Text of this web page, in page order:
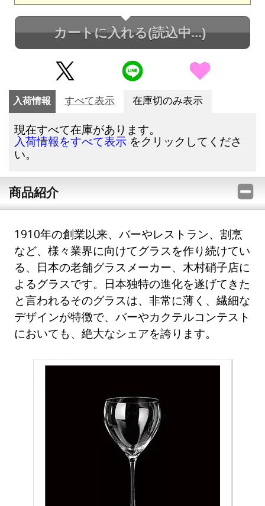
カートに入れる(読込中...)
入荷情報 すべて表示 在庫切のみ表示
現在すべて在庫があります。
入荷情報をすべて表示 をクリックしてくださ
い。
商品紹介
1910年の創業以来、バーやレストラン、割烹
など、様々業界に向けてグラスを作り続けてい
る、日本の老舗グラスメーカー、木村硝子店に
よるグラスです。日本独特の進化を遂げてきた
と言われるそのグラスは、非常に薄く、繊細な
デザインが特徴で、バーやカクテルコンテスト
においても、絶大なシェアを誇ります。